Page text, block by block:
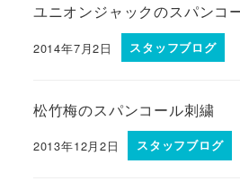
ユニオンジャックのスパンコ
2014年7月2日 スタッフブログ
松竹梅のスパンコール刺繍
2013年12月2日 スタッフブログ